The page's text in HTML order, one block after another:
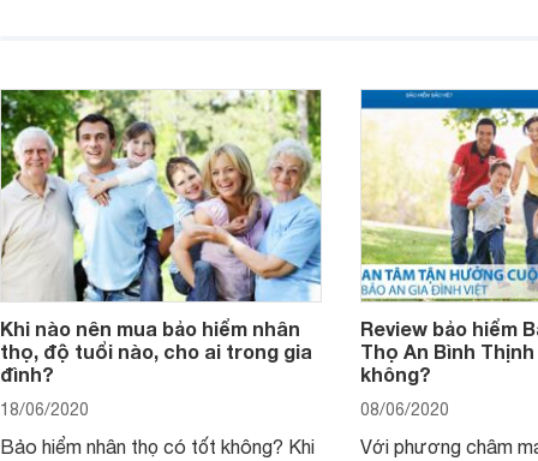
hiểm ô tô ra sao?
ích tối ưu.
Khi nào nên mua bảo hiểm nhân
thọ, độ tuổi nào, cho ai trong gia
đình?
18/06/2020
Bảo hiểm nhân thọ có tốt không? Khi
Review bảo hiểm
Thọ An Bình
không?
08/06/2020
Với phương châm